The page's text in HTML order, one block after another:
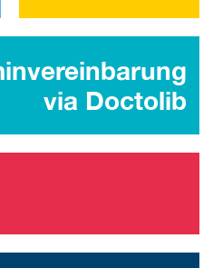
via Doctolib